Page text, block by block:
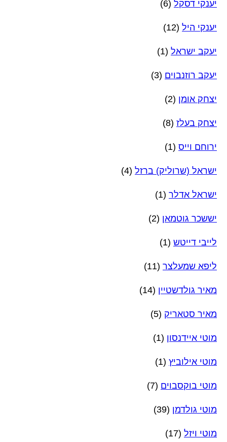
יענקי דסקל (6)
יענקי היל (12)
יעקב ישראל (1)
יעקב רוזנבוים (3)
יצחק אומן (2)
יצחק בעלז (8)
ירוחם וייס (1)
ישראל (שרוליק) ברזל (4)
ישראל אדלר (1)
יששכר גוטמאן (2)
לייבי דייטש (1)
ליפא שמעלצר (11)
מאיר גולדשטיין (14)
מאיר סטאריק (5)
מוטי איידנסון (1)
מוטי אילוביץ (1)
מוטי בוקסבוים (7)
מוטי גולדמן (39)
מוטי ויזל (17)